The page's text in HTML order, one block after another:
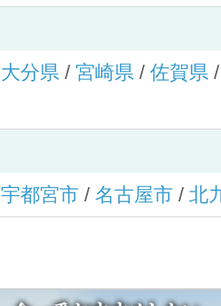
大分県/ 宮崎県/ 佐賀県
宇都宮市 / 名古屋市 / 北